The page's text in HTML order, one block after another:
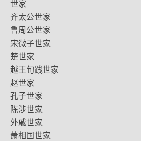
世家
齐太公世家
鲁周公世家
宋微子世家
楚世家
越王旬践世家
赵世家
孔子世家
陈涉世家
外戚世家
萧相国世家